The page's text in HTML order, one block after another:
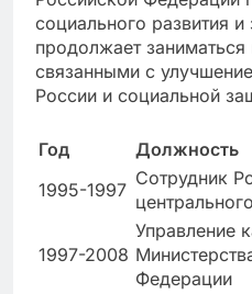
социального развития
продолжает
связанными с
России и социальной
Год
Должность
1995-1997
Сотрудник
1997-2008
Управление
Федерации